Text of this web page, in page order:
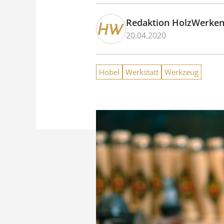
Redaktion HolzWerken
20.04.2020
Hobel Werkstatt Werkzeug